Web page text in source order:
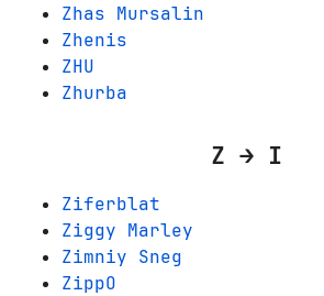
Zhas Mursalin
Zhenis
ZHU
Zhurba
Z → I
Ziferblat
Ziggy Marley
Zimniy Sneg
ZippO